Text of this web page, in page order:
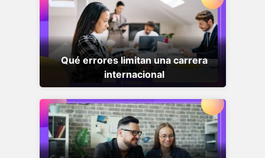
Qué errores limitan una carrera
internacional